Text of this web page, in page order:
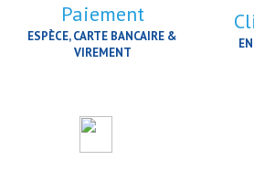
Paiement
ESPÈCE, CARTE BANCAIRE &
VIREMENT